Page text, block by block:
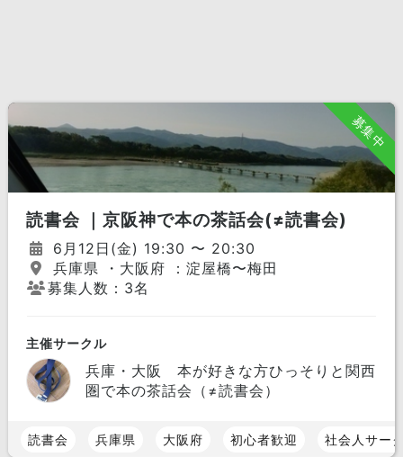
募集中
読書会 ｜京阪神で本の茶話会(≠読書会)
6月12日(金) 19:30 〜 20:30
兵庫県 ・大阪府 ：淀屋橋〜梅田
募集人数：3名
主催サークル
兵庫・大阪 本が好きな方ひっそりと関西
圏で本の茶話会（≠読書会）
読書会 兵庫県 大阪府 初心者歓迎 社会人サー